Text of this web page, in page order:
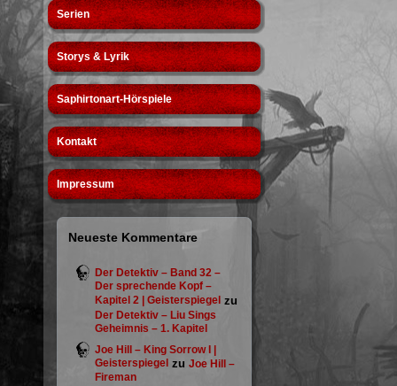
Serien
Storys & Lyrik
Saphirtonart-Hörspiele
Kontakt
Impressum
Neueste Kommentare
Der Detektiv – Band 32 –
Der sprechende Kopf –
Kapitel 2 | Geisterspiegel zu
Der Detektiv – Liu Sings
Geheimnis – 1. Kapitel
Joe Hill – King Sorrow I |
Geisterspiegel zu Joe Hill –
Fireman